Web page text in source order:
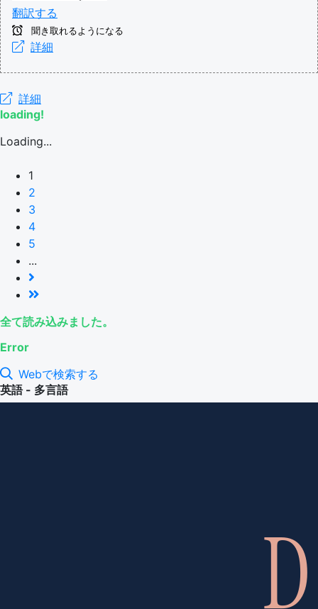
翻訳する
聞き取れるようになる
詳細
詳細
loading!
Loading...
1
2
3
4
5
...
全て読み込みました。
Error
Webで検索する
英語 - 多言語